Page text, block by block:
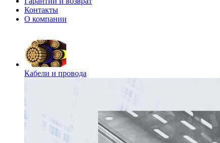
Контакты
О компании
Кабели и провода